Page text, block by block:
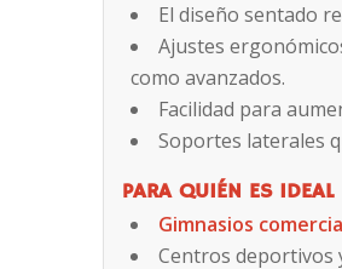
El diseño sentado
Ajustes
como avanzados.
Facilidad para
Soportes laterales
PARA QUIÉN ES IDEAL
Gimnasios
Centros deportivos